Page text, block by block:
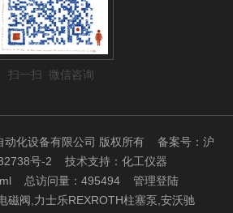
扫一扫 微信咨询
动化设备有限公司 版权所有 备案号：沪
号-2 技术支持： 化工仪器
总访问量：495494 管理登陆
磁阀,力士乐REXROTH柱塞泵,安沃驰